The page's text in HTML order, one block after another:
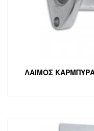
ΛΑΙΜΟΣ